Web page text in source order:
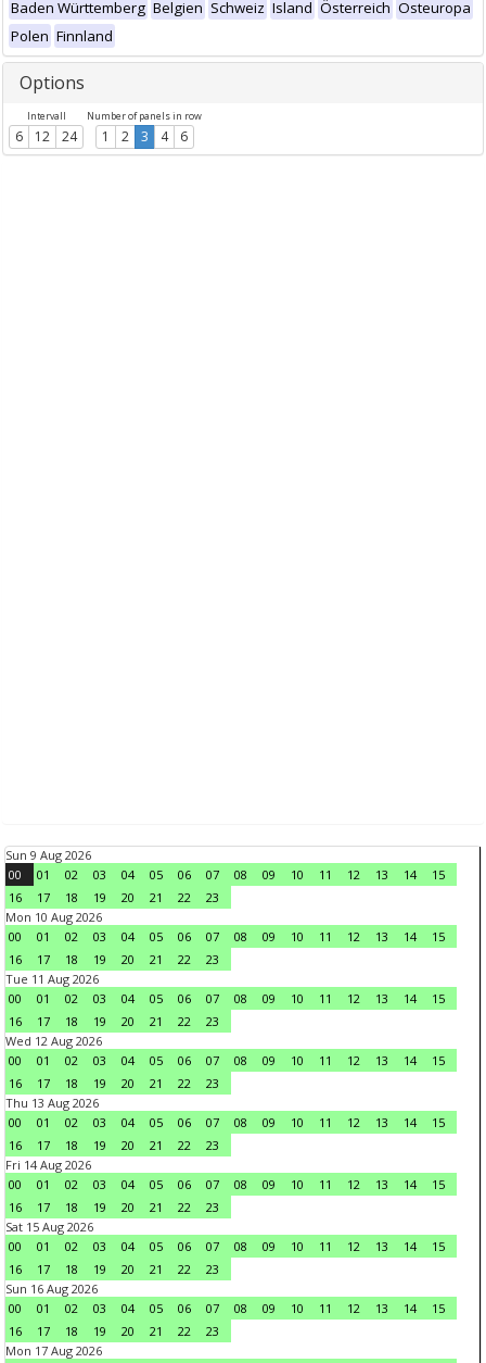
Baden Württemberg Belgien Schweiz Island Österreich Osteuropa
Polen Finnland
Options
Intervall
6 12 24
Number of panels in row
1 2 3 4 6
Sun 9 Aug 2026
00
01 02 03 04 05 06 07 08 09 10 11 12 13 14
15
16
17 18 19 20 21 22
23
Mon 10 Aug 2026
00
01 02 03 04 05 06 07 08 09 10 11 12 13 14
15
16
17 18 19 20 21 22
23
Tue 11 Aug 2026
00
01 02 03 04 05 06 07 08 09 10 11 12 13 14
15
16
17 18 19 20 21 22
23
Wed 12 Aug 2026
00
01 02 03 04 05 06 07 08 09 10 11 12 13 14
15
16
17 18 19 20 21 22
23
Thu 13 Aug 2026
00
01 02 03 04 05 06 07 08 09 10 11 12 13 14
15
16
17 18 19 20 21 22
23
Fri 14 Aug 2026
00
01 02 03 04 05 06 07 08 09 10 11 12 13 14
15
16
17 18 19 20 21 22
23
Sat 15 Aug 2026
00
01 02 03 04 05 06 07 08 09 10 11 12 13 14
15
16
17 18 19 20 21 22
23
Sun 16 Aug 2026
00
01 02 03 04 05 06 07 08 09 10 11 12 13 14
15
16
17 18 19 20 21 22
23
Mon 17 Aug 2026